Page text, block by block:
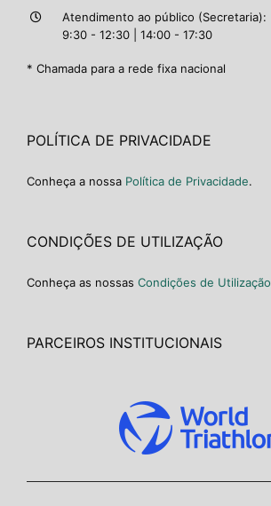
Atendimento ao público (Secretaria):
9:30 - 12:30 | 14:00 - 17:30
* Chamada para a rede fixa nacional
POLÍTICA DE PRIVACIDADE
Conheça a nossa Política de Privacidade.
CONDIÇÕES DE UTILIZAÇÃO
Conheça as nossas Condições de Utilização
PARCEIROS INSTITUCIONAIS